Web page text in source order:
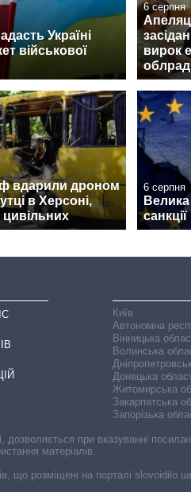
Україні
військової
6 серпня
вирок
вдарили дроном
в Херсоні,
6 серпня
Київ
Автономна
Вінницька
Волинська
Донецька
Житомирська
Закарпатська
Запорізька
дозволяється при вказуванні
матеріалів.
що розміщені на порталі